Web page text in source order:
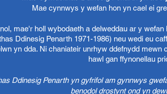
Mae cynnwys y wefan hon yn cael ei
mae'r holl wybodaeth a delweddau ar y
Ddinesig Penarth 1971-1986) neu wedi eu
yn dda. Ni chaniateir unrhyw ddefnydd
hawl gan ffynonellau
Ddinesig Penarth yn gyfrifol am gynnwys
benodol drostynt ond yn